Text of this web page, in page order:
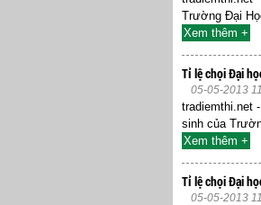
Trường Đại
Xem thêm +
Tỉ lệ chọi Đại
05-05-2013
tradiemthi.net
sinh của
Xem thêm +
Tỉ lệ chọi Đại
05-05-2013